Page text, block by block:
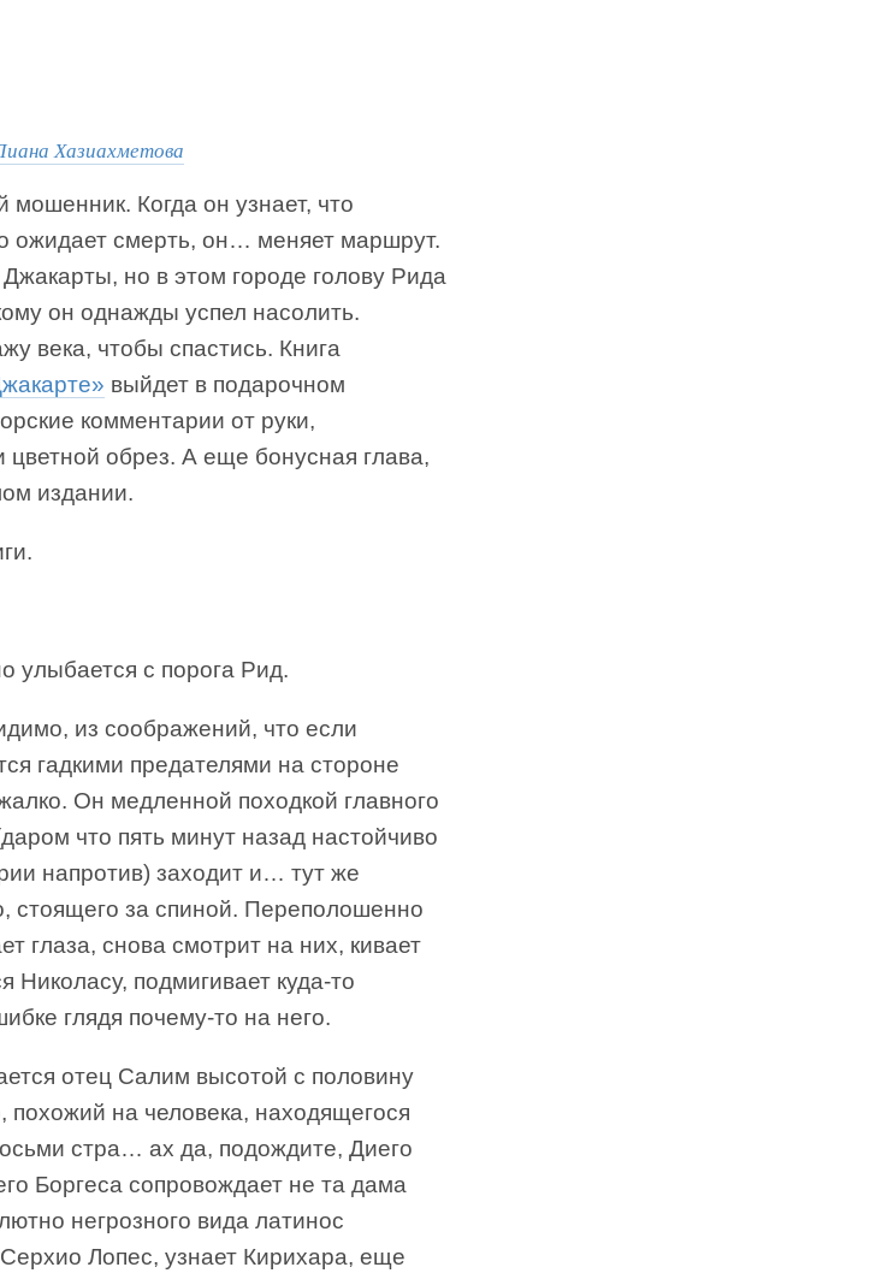
Хазиахметова
Когда он узнает, что
ожидает смерть, он… меняет маршрут.
но в этом городе голову Рида
он однажды успел насолить.
века, чтобы спастись. Книга
выйдет в подарочном
комментарии от руки,
цветной обрез. А еще бонусная глава,
издании.
с порога Рид.
из соображений, что если
гадкими предателями на стороне
Он медленной походкой главного
что пять минут назад настойчиво
напротив) заходит и… тут же
стоящего за спиной. Переполошенно
глаза, снова смотрит на них, кивает
Николасу, подмигивает куда-то
глядя почему-то на него.
отец Салим высотой с половину
похожий на человека, находящегося
стра… ах да, подождите, Диего
Боргеса сопровождает не та дама
негрозного вида латинос
Лопес, узнает Кирихара, еще